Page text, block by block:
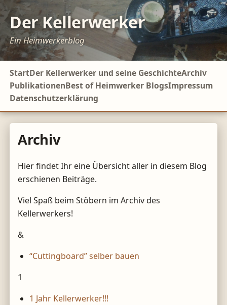
Der Kellerwerker
Ein Heimwerkerblog
StartDer Kellerwerker und seine GeschichteArchiv
PublikationenBest of Heimwerker BlogsImpressum
Datenschutzerklärung
Archiv
Hier findet Ihr eine Übersicht aller in diesem Blog
erschienen Beiträge.
Viel Spaß beim Stöbern im Archiv des
Kellerwerkers!
&
“Cuttingboard” selber bauen
1
1 Jahr Kellerwerker!!!